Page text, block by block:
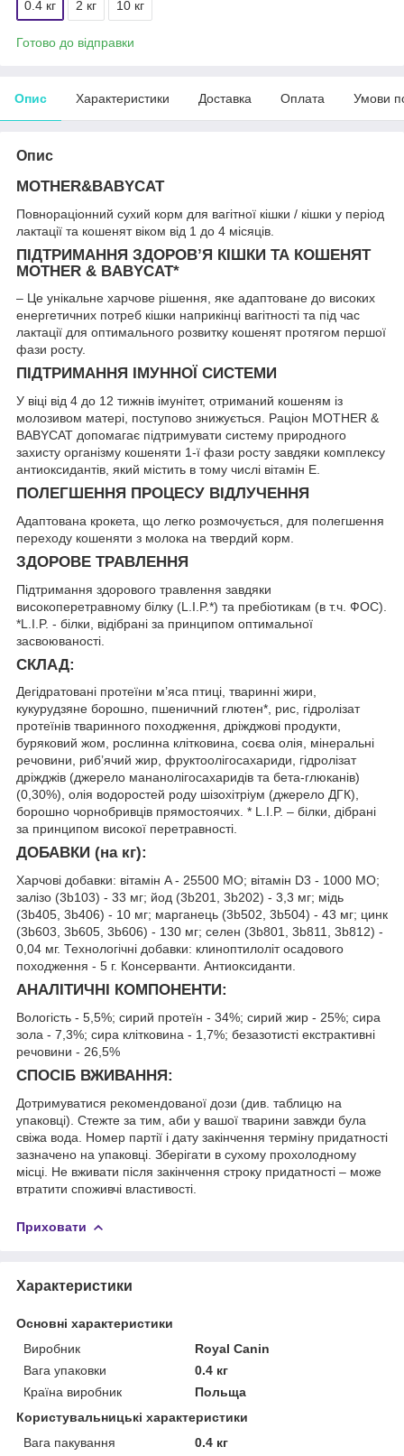
0.4 кг 2 кг 10 кг
Готово до відправки
Опис Характеристики Доставка Оплата Умови
Опис
MOTHER&BABYCAT
Повнораціонний сухий корм для вагітної кішки / кішки у період
лактації та кошенят віком від 1 до 4 місяців.
ПІДТРИМАННЯ ЗДОРОВ’Я КІШКИ ТА КОШЕНЯТ
MOTHER & BABYCAT*
– Це унікальне харчове рішення, яке адаптоване до високих
енергетичних потреб кішки наприкінці вагітності та під час
лактації для оптимального розвитку кошенят протягом першої
фази росту.
ПІДТРИМАННЯ ІМУННОЇ СИСТЕМИ
У віці від 4 до 12 тижнів імунітет, отриманий кошеням із
молозивом матері, поступово знижується. Раціон MOTHER &
BABYCAT допомагає підтримувати систему природного
захисту організму кошеняти 1-ї фази росту завдяки комплексу
антиоксидантів, який містить в тому числі вітамін Е.
ПОЛЕГШЕННЯ ПРОЦЕСУ ВІДЛУЧЕННЯ
Адаптована крокета, що легко розмочується, для полегшення
переходу кошеняти з молока на твердий корм.
ЗДОРОВЕ ТРАВЛЕННЯ
Підтримання здорового травлення завдяки
високоперетравному білку (L.I.P.*) та пребіотикам (в т.ч. ФОС).
*L.I.P. - білки, відібрані за принципом оптимальної
засвоюваності.
СКЛАД:
Дегідратовані протеїни м’яса птиці, тваринні жири,
кукурудзяне борошно, пшеничний глютен*, рис, гідролізат
протеїнів тваринного походження, дріжджові продукти,
буряковий жом, рослинна клітковина, соєва олія, мінеральні
речовини, риб’ячий жир, фруктоолігосахариди, гідролізат
дріжджів (джерело мананолігосахаридів та бета-глюканів)
(0,30%), олія водоростей роду шізохітріум (джерело ДГК),
борошно чорнобривців прямостоячих. * L.I.P. – білки, дібрані
за принципом високої перетравності.
ДОБАВКИ (на кг):
Харчові добавки: вітамін A - 25500 MO; вітамін D3 - 1000 MO;
залiзо (3b103) - 33 мг; йод (3b201, 3b202) - 3,3 мг; мiдь
(3b405, 3b406) - 10 мг; марганець (3b502, 3b504) - 43 мг; цинк
(3b603, 3b605, 3b606) - 130 мг; селен (3b801, 3b811, 3b812) -
0,04 мг. Технологічні добавки: клиноптилоліт осадового
походження - 5 г. Консерванти. Aнтиоксиданти.
АНАЛІТИЧНІ КОМПОНЕНТИ:
Вологість - 5,5%; сирий протеїн - 34%; сирий жир - 25%; сира
зола - 7,3%; сира клітковина - 1,7%; безазотисті екстрактивні
речовини - 26,5%
СПОСІБ ВЖИВАННЯ:
Дотримуватися рекомендованої дози (див. таблицю на
упаковці). Стежте за тим, аби у вашої тварини завжди була
свіжа вода. Номер партії і дату закінчення терміну придатності
зазначено на упаковці. Зберігати в сухому прохолодному
мiсці. Не вживати після закінчення строку придатності – може
втратити споживчі властивості.
Приховати
Характеристики
Основні характеристики
Виробник
Royal Canin
Вага упаковки
0.4 кг
Країна виробник
Польща
Користувальницькі характеристики
Вага пакування
0.4 кг